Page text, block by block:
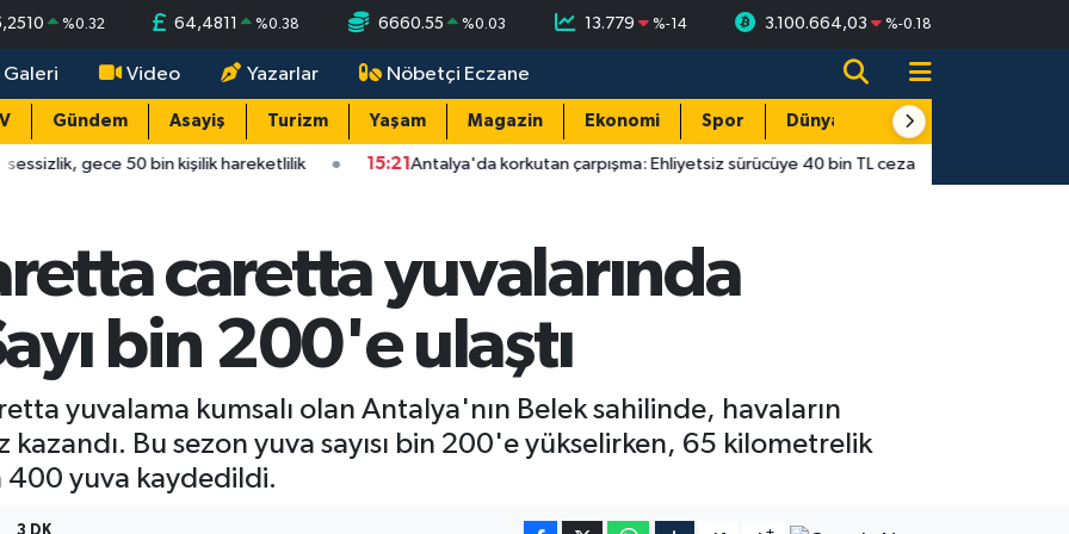
%0.32 64,4811 %0.38 6660.55 %0.03 13.779 %-14 3.100.664,03 %-0.18
Galeri Video Yazarlar Nöbetçi Eczane
Gündem Asayiş Turizm Yaşam Magazin Ekonomi Spor Dünya Resmi Reklamlar
kişilik hareketlilik 15:21Antalya'da korkutan çarpışma: Ehliyetsiz sürücüye 40 bin TL ceza 14:55Antalya’da gecekondu
caretta yuvalarında
bin 200'e ulaştı
yuvalama kumsalı olan Antalya'nın Belek sahilinde, havaların
kazandı. Bu sezon yuva sayısı bin 200'e yükselirken, 65 kilometrelik
400 yuva kaydedildi.